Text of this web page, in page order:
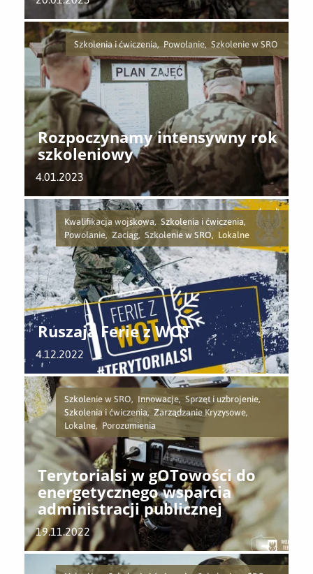
Szkolenia i ćwiczenia, Powołanie, Szkolenie w SRO
Rozpoczynamy intensywny rok
szkoleniowy
4.01.2023
Kwalifikacja wojskowa, Szkolenia i ćwiczenia,
Powołanie, Zaciąg, Szkolenie w SRO, Lokalne
Ruszają Ferie z WOT
4.12.2022
Szkolenie w SRO, Innowacje, Sprzęt i uzbrojenie,
Szkolenia i ćwiczenia, Zarządzanie Kryzysowe,
Lokalne, Porozumienia
Terytorialsi w gOTowości do
energetycznego wsparcia
administracji publicznej
19.11.2022